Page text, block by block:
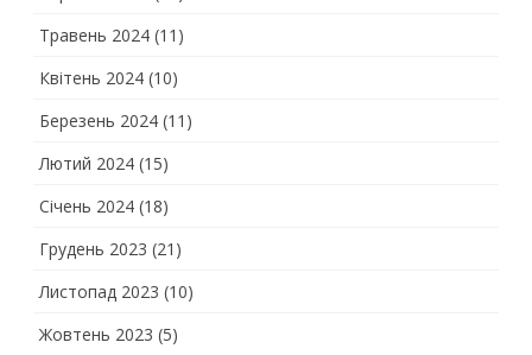
Травень 2024 (11)
Квітень 2024 (10)
Березень 2024 (11)
Лютий 2024 (15)
Січень 2024 (18)
Грудень 2023 (21)
Листопад 2023 (10)
Жовтень 2023 (5)